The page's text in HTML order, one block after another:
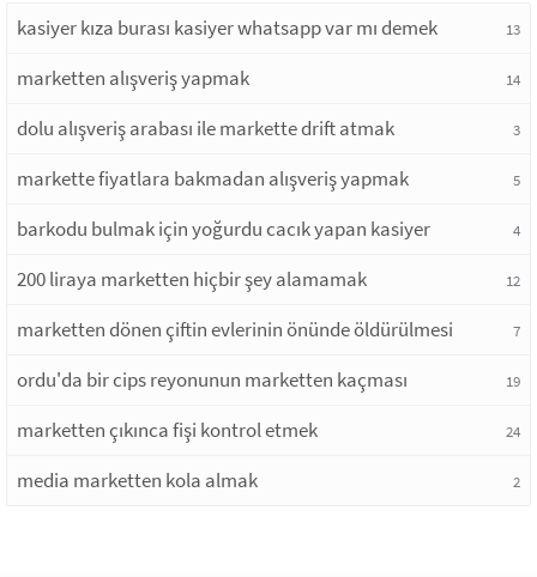
kasiyer kıza burası kasiyer whatsapp var mı demek 13
marketten alışveriş yapmak 14
dolu alışveriş arabası ile markette drift atmak 3
markette fiyatlara bakmadan alışveriş yapmak 5
barkodu bulmak için yoğurdu cacık yapan kasiyer 4
200 liraya marketten hiçbir şey alamamak 12
marketten dönen çiftin evlerinin önünde öldürülmesi 7
ordu'da bir cips reyonunun marketten kaçması 19
marketten çıkınca fişi kontrol etmek 24
media marketten kola almak 2